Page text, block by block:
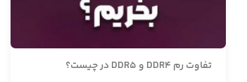
تفاوت رم DDR4 و DDR5 در چیست؟